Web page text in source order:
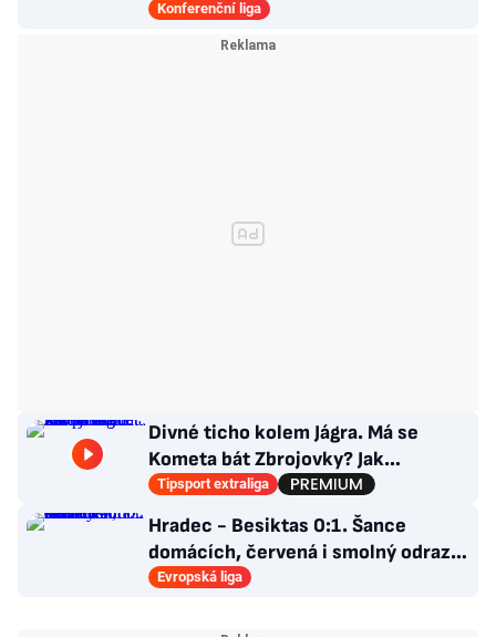
sváteční hlavičkáři
Konferenční liga
Divné ticho kolem Jágra. Má se
Kometa bát Zbrojovky? Jak
poskládat Pardubice
Tipsport extraliga
Hradec - Besiktas 0:1. Šance
domácích, červená i smolný odraz.
Votroci budou dotahovat
Evropská liga